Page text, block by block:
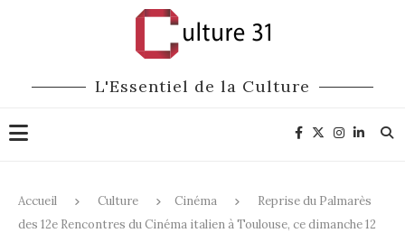
L'Essentiel de la Culture
Accueil Culture Cinéma
Reprise du Palmarès
des 12e Rencontres du Cinéma italien à Toulouse, ce dimanche 12